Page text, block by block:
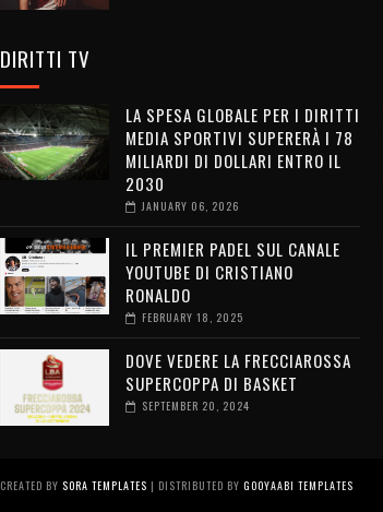
DIRITTI TV
LA SPESA GLOBALE PER I DIRITTI
MEDIA SPORTIVI SUPERERÀ I 78
MILIARDI DI DOLLARI ENTRO IL
2030
JANUARY 06, 2026
IL PREMIER PADEL SUL CANALE
YOUTUBE DI CRISTIANO
RONALDO
FEBRUARY 18, 2025
DOVE VEDERE LA FRECCIAROSSA
SUPERCOPPA DI BASKET
SEPTEMBER 20, 2024
CREATED BY SORA TEMPLATES | DISTRIBUTED BY GOOYAABI TEMPLATES